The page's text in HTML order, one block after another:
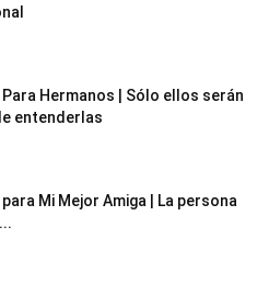
Para Hermanos | Sólo ellos serán
entenderlas
Mi Mejor Amiga | La persona